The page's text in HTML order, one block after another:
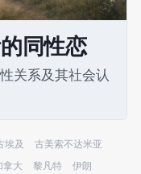
同性恋
关系及其社会认
埃及
古美索不达米亚
拿大 黎凡特
伊朗